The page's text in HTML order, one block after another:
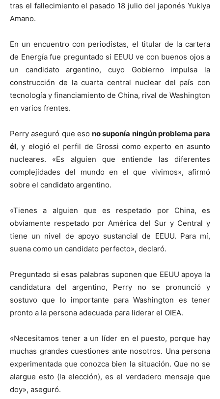
tras el fallecimiento el pasado 18 julio del japonés Yukiya
Amano.
En un encuentro con periodistas, el titular de la cartera
de Energía fue preguntado si EEUU ve con buenos ojos a
un candidato argentino, cuyo Gobierno impulsa la
construcción de la cuarta central nuclear del país con
tecnología y financiamiento de China, rival de Washington
en varios frentes.
Perry aseguró que eso no suponía ningún problema para
él, y elogió el perfil de Grossi como experto en asunto
nucleares. «Es alguien que entiende las diferentes
complejidades del mundo en el que vivimos», afirmó
sobre el candidato argentino.
«Tienes a alguien que es respetado por China, es
obviamente respetado por América del Sur y Central y
tiene un nivel de apoyo sustancial de EEUU. Para mí,
suena como un candidato perfecto», declaró.
Preguntado si esas palabras suponen que EEUU apoya la
candidatura del argentino, Perry no se pronunció y
sostuvo que lo importante para Washington es tener
pronto a la persona adecuada para liderar el OIEA.
«Necesitamos tener a un líder en el puesto, porque hay
muchas grandes cuestiones ante nosotros. Una persona
experimentada que conozca bien la situación. Que no se
alargue esto (la elección), es el verdadero mensaje que
doy», aseguró.